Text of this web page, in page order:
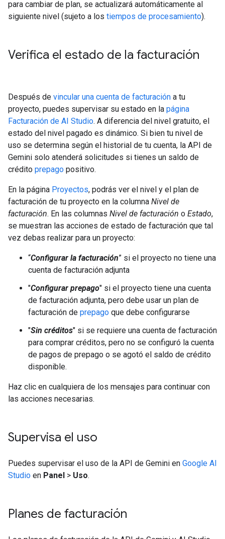
para cambiar de plan, se actualizará automáticamente al
siguiente nivel (sujeto a los tiempos de procesamiento).
Verifica el estado de la facturación
Después de vincular una cuenta de facturación a tu
proyecto, puedes supervisar su estado en la página
Facturación de AI Studio. A diferencia del nivel gratuito, el
estado del nivel pagado es dinámico. Si bien tu nivel de
uso se determina según el historial de tu cuenta, la API de
Gemini solo atenderá solicitudes si tienes un saldo de
crédito prepago positivo.
En la página Proyectos, podrás ver el nivel y el plan de
facturación de tu proyecto en la columna Nivel de
facturación. En las columnas Nivel de facturación o Estado,
se muestran las acciones de estado de facturación que tal
vez debas realizar para un proyecto:
“Configurar la facturación” si el proyecto no tiene una
cuenta de facturación adjunta
"Configurar prepago" si el proyecto tiene una cuenta
de facturación adjunta, pero debe usar un plan de
facturación de prepago que debe configurarse
"Sin créditos" si se requiere una cuenta de facturación
para comprar créditos, pero no se configuró la cuenta
de pagos de prepago o se agotó el saldo de crédito
disponible.
Haz clic en cualquiera de los mensajes para continuar con
las acciones necesarias.
Supervisa el uso
Puedes supervisar el uso de la API de Gemini en Google AI
Studio en Panel > Uso.
Planes de facturación